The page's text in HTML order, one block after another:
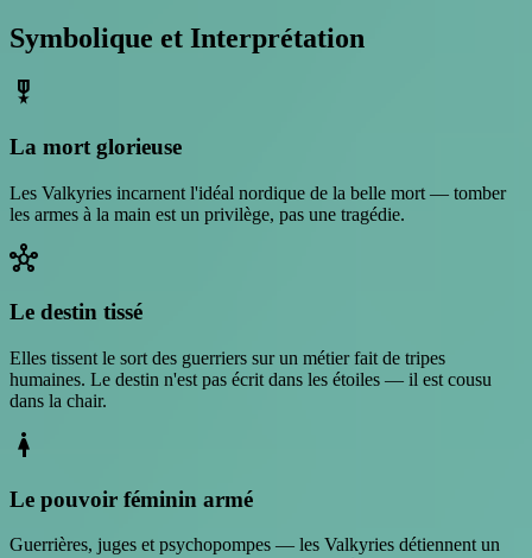
Symbolique et Interprétation
military_tech
La mort glorieuse
Les Valkyries incarnent l'idéal nordique de la belle mort — tomber
les armes à la main est un privilège, pas une tragédie.
hub
Le destin tissé
Elles tissent le sort des guerriers sur un métier fait de tripes
humaines. Le destin n'est pas écrit dans les étoiles — il est cousu
dans la chair.
woman_2
Le pouvoir féminin armé
Guerrières, juges et psychopompes — les Valkyries détiennent un